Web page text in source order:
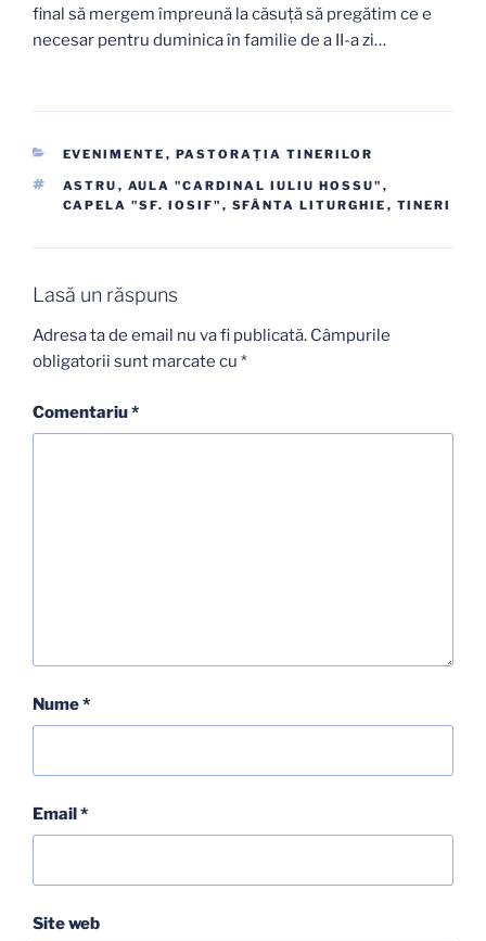
final să mergem împreună la căsuță să pregătim ce e
necesar pentru duminica în familie de a II-a zi…
CATEGORII
EVENIMENTE , PASTORAŢIA TINERILOR
ETICHETE
ASTRU , AULA "CARDINAL IULIU HOSSU" ,
CAPELA "SF. IOSIF" , SFÂNTA LITURGHIE , TINERI
Lasă un răspuns
Adresa ta de email nu va fi publicată. Câmpurile
obligatorii sunt marcate cu *
Comentariu*
Nume*
Email*
Site web